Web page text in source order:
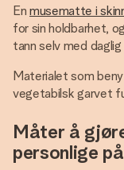
Enmusematte i
for sin holdbarhet,
tann selv med daglig
Materialet som
vegetabilsk garvet
Måter å
personlige på